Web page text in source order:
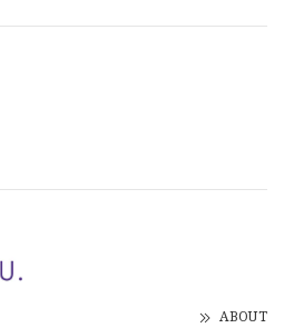
ABOUT